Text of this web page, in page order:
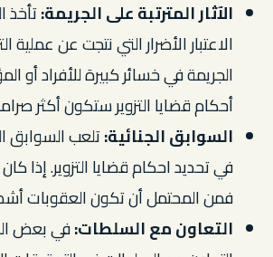
الآثار المترتبة على الجريمة:تأخذ
الاعتبار الأضرار التي نتجت عن عملية
الجريمة في خسائر كبيرة للأفراد أو
أحكام قضايا التزوير ستكون أكثر
السوابق الجنائية:تلعب السوابق
في تحديد احكام قضايا التزوير. إذا كان
فمن المحتمل أن تكون العقوبات
التعاون مع السلطات:في بعض